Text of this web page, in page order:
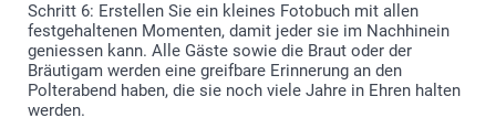
Schritt 6: Erstellen Sie ein kleines Fotobuch mit allen
festgehaltenen Momenten, damit jeder sie im Nachhinein
geniessen kann. Alle Gäste sowie die Braut oder der
Bräutigam werden eine greifbare Erinnerung an den
Polterabend haben, die sie noch viele Jahre in Ehren halten
werden.